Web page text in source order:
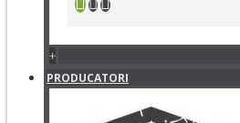
+
PRODUCATORI